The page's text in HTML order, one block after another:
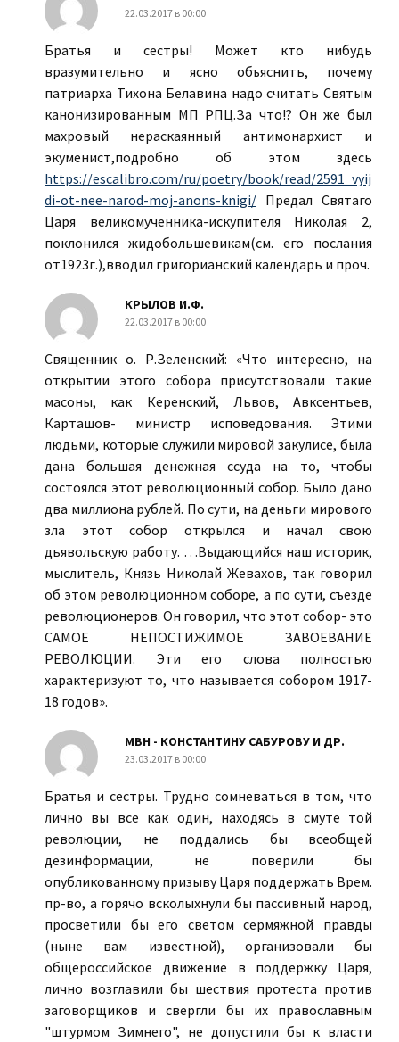
22.03.2017 в 00:00
Братья и сестры! Может кто нибудь
вразумительно и ясно объяснить, почему
патриарха Тихона Белавина надо считать Святым
канонизированным МП РПЦ.За что!? Он же был
махровый нераскаянный антимонархист и
экуменист,подробно об этом здесь
https://escalibro.com/ru/poetry/book/read/2591_vyij
di-ot-nee-narod-moj-anons-knigi/ Предал Святаго
Царя великомученника-искупителя Николая 2,
поклонился жидобольшевикам(см. его послания
от1923г.),вводил григорианский календарь и проч.
КРЫЛОВ И.Ф.
22.03.2017 в 00:00
Священник о. Р.Зеленский: «Что интересно, на
открытии этого собора присутствовали такие
масоны, как Керенский, Львов, Авксентьев,
Карташов- министр исповедования. Этими
людьми, которые служили мировой закулисе, была
дана большая денежная ссуда на то, чтобы
состоялся этот революционный собор. Было дано
два миллиона рублей. По сути, на деньги мирового
зла этот собор открылся и начал свою
дьявольскую работу. …Выдающийся наш историк,
мыслитель, Князь Николай Жевахов, так говорил
об этом революционном соборе, а по сути, съезде
революционеров. Он говорил, что этот собор- это
САМОЕ НЕПОСТИЖИМОЕ ЗАВОЕВАНИЕ
РЕВОЛЮЦИИ. Эти его слова полностью
характеризуют то, что называется собором 1917-
18 годов».
МВН - КОНСТАНТИНУ САБУРОВУ И ДР.
23.03.2017 в 00:00
Братья и сестры. Трудно сомневаться в том, что
лично вы все как один, находясь в смуте той
революции, не поддались бы всеобщей
дезинформации, не поверили бы
опубликованному призыву Царя поддержать Врем.
пр-во, а горячо всколыхнули бы пассивный народ,
просветили бы его светом сермяжной правды
(ныне вам известной), организовали бы
общероссийское движение в поддержку Царя,
лично возглавили бы шествия протеста против
заговорщиков и свергли бы их православным
"штурмом Зимнего", не допустили бы к власти